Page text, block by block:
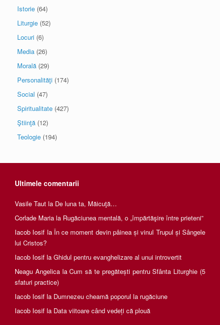
Istorie (64)
Liturgie (52)
Locuri (6)
Media (26)
Morală (29)
Personalităţi (174)
Social (47)
Spiritualitate (427)
Ştiinţă (12)
Teologie (194)
Ultimele comentarii
Vasile Taut la De luna ta, Măicuţă…
Corlade Maria la Rugăciunea mentală, o „împărtăşire între prieteni”
Iacob Iosif la În ce moment devin pâinea și vinul Trupul și Sângele
lui Cristos?
Iacob Iosif la Ghidul pentru evanghelizare al unui introvertit
Neagu AngelicalaCum să te pregătești pentru Sfânta Liturghie (5
sfaturi practice)
Iacob Iosif la Dumnezeu cheamă poporul la rugăciune
Iacob Iosif la Data viitoare când vedeți că plouă